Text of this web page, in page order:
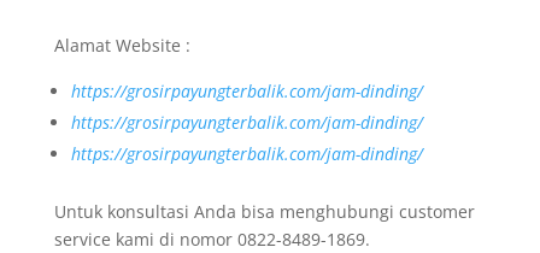
Alamat Website :
https://grosirpayungterbalik.com/jam-dinding/
https://grosirpayungterbalik.com/jam-dinding/
https://grosirpayungterbalik.com/jam-dinding/
Untuk konsultasi Anda bisa menghubungi customer
service kami di nomor 0822-8489-1869.